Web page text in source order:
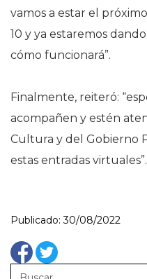
vamos a estar el
10 y ya estaremos
cómo funcionará”.
Finalmente, reiteró:
acompañen y estén
Cultura y del Gobierno
estas entradas virtuales”.
Publicado: 30/08/2022